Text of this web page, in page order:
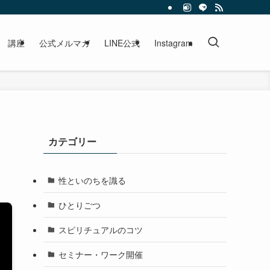
講座 公式メルマガ LINE公式 Instagram
カテゴリー
性といのちを識る
ひとりごつ
スピリチュアルのコツ
セミナー・ワーク開催